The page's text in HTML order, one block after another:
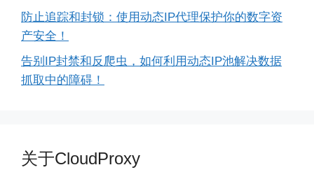
防止追踪和封锁：使用动态IP代理保护你的数字资
产安全！
告别IP封禁和反爬虫，如何利用动态IP池解决数据
抓取中的障碍！
关于CloudProxy